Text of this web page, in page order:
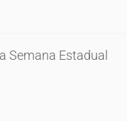
Semana Estadual